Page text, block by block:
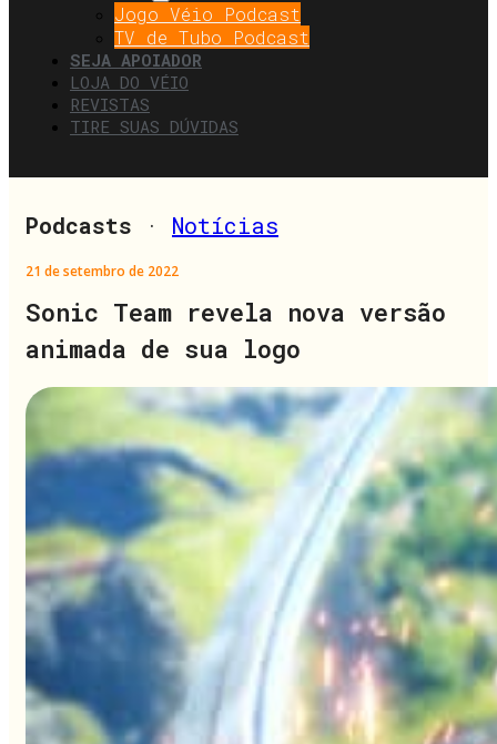
Jogo Véio Podcast
TV de Tubo Podcast
SEJA APOIADOR
LOJA DO VÉIO
REVISTAS
TIRE SUAS DÚVIDAS
Podcasts · Notícias
21 de setembro de 2022
Sonic Team revela nova versão
animada de sua logo